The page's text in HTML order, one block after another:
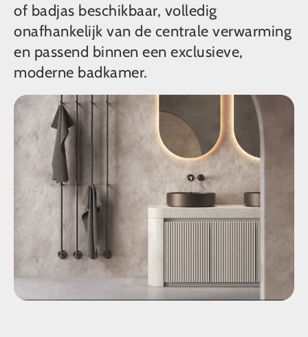
of badjas beschikbaar, volledig
onafhankelijk van de centrale verwarming
en passend binnen een exclusieve,
moderne badkamer.